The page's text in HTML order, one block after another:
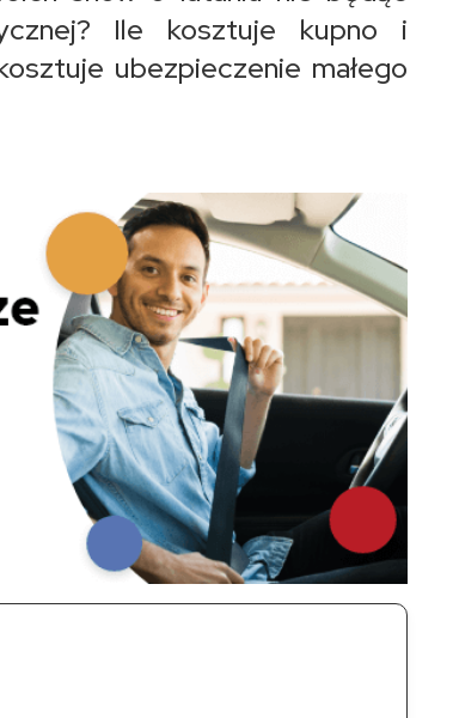
Ile kosztuje kupno i
ubezpieczenie małego